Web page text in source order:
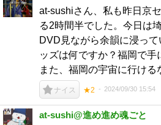
at-sushiさん、私も昨日京
る2時間半でした。今日は
DVD見ながら余韻に浸っ
ッズは何ですか？福岡で手
また、福岡の宇宙に行け
ナイス ★2 2024/09/30 15:54
at-sushi@進め進め魂ごと